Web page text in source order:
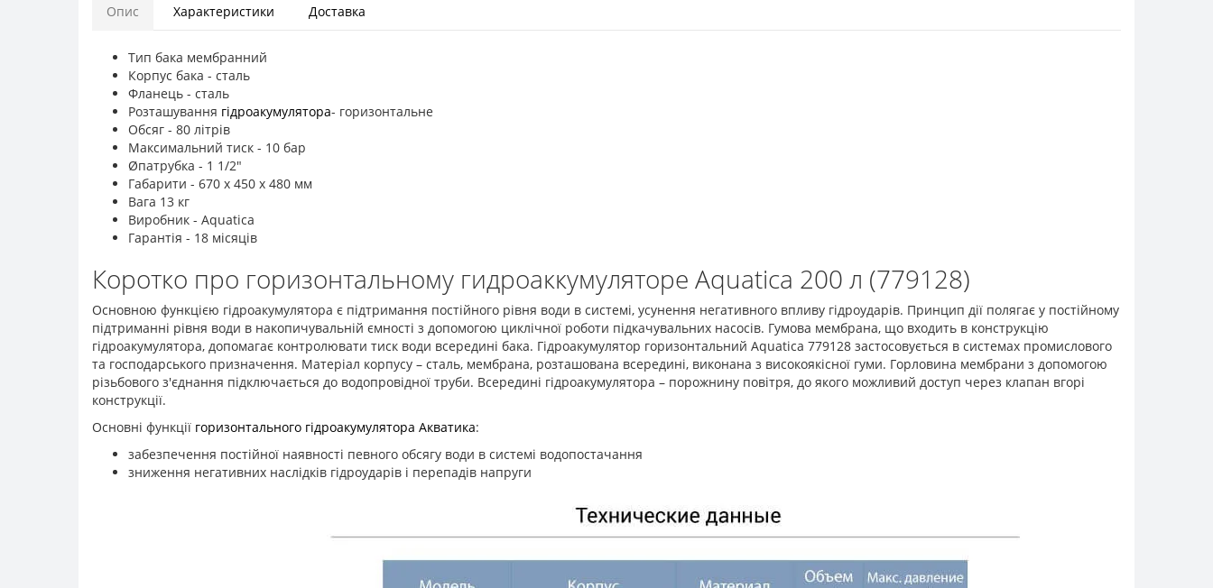
Опис Характеристики Доставка
Тип бака мембранний
Корпус бака - сталь
Фланець - сталь
Розташування гідроакумулятора- горизонтальне
Обсяг - 80 літрів
Максимальний тиск - 10 бар
Øпатрубка - 1 1/2"
Габарити - 670 х 450 х 480 мм
Вага 13 кг
Виробник - Aquatica
Гарантія - 18 місяців
Коротко про горизонтальному гидроаккумуляторе Aquatica 200 л (779128)
Основною функцією гідроакумулятора є підтримання постійного рівня води в системі, усунення негативного впливу гідроударів. Принцип дії полягає у постійному
підтриманні рівня води в накопичувальній ємності з допомогою циклічної роботи підкачувальних насосів. Гумова мембрана, що входить в конструкцію
гідроакумулятора, допомагає контролювати тиск води всередині бака. Гідроакумулятор горизонтальний Aquatica 779128 застосовується в системах промислового
та господарського призначення. Матеріал корпусу – сталь, мембрана, розташована всередині, виконана з високоякісної гуми. Горловина мембрани з допомогою
різьбового з'єднання підключається до водопровідної труби. Всередині гідроакумулятора – порожнину повітря, до якого можливий доступ через клапан вгорі
конструкції.
Основні функції горизонтального гідроакумулятора Акватика:
забезпечення постійної наявності певного обсягу води в системі водопостачання
зниження негативних наслідків гідроударів і перепадів напруги